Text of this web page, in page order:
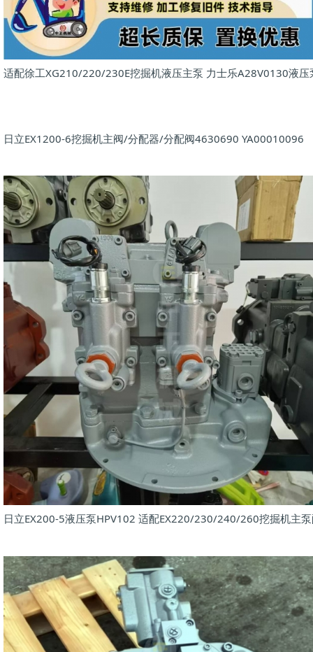
适配徐工XG210/220/230E挖掘机液压主泵 力士乐A28V0130液压
日立EX200-5液压泵HPV102 适配EX220/230/240/260挖掘机主